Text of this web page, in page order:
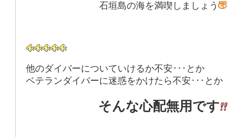
石垣島の海を満喫しましょう
他のダイバーについていけるか不安･･･とか
ベテランダイバーに迷惑をかけたら不安･･･とか
そんな心配無用です